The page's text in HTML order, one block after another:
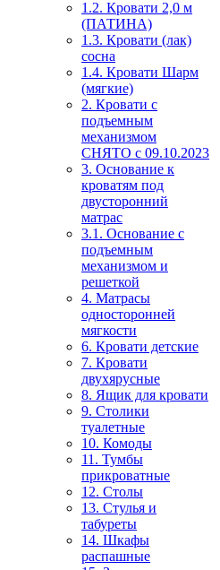
1.2. Кровати 2,0 м
(ПАТИНА)
1.3. Кровати (лак)
сосна
1.4. Кровати Шарм
(мягкие)
2. Кровати с
подъемным
механизмом
СНЯТО с 09.10.2023
3. Основание к
кроватям под
двусторонний
матрас
3.1. Основание с
подъемным
механизмом и
решеткой
4. Матрасы
односторонней
мягкости
6. Кровати детские
7. Кровати
двухярусные
8. Ящик для кровати
9. Столики
туалетные
10. Комоды
11. Тумбы
прикроватные
12. Столы
13. Стулья и
табуреты
14. Шкафы
распашные